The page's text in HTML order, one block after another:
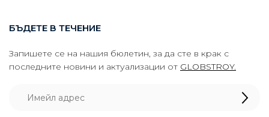
БЪДЕТЕ В ТЕЧЕНИЕ
Запишете се на нашия бюлетин, за да сте в крак с
последните новини и актуализации от GLOBSTROY.